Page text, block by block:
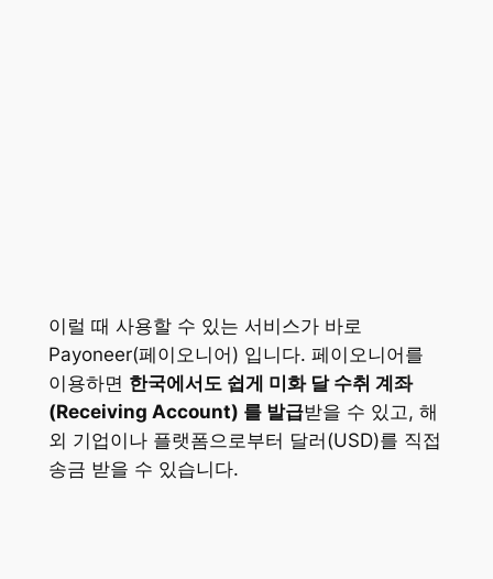
이럴 때 사용할 수 있는 서비스가 바로
Payoneer(페이오니어) 입니다. 페이오니어를
이용하면 한국에서도 쉽게 미화 달 수취 계좌
(Receiving Account) 를 발급받을 수 있고, 해
외 기업이나 플랫폼으로부터 달러(USD)를 직접
송금 받을 수 있습니다.